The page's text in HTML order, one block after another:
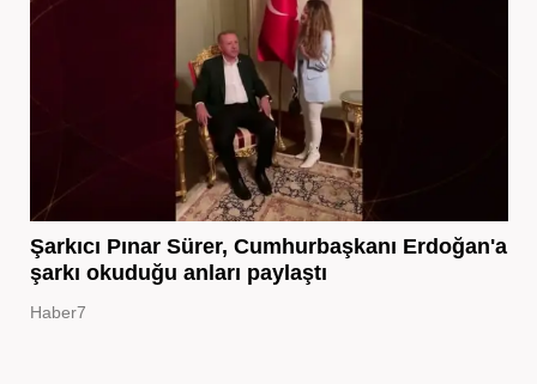
Şarkıcı Pınar Sürer, Cumhurbaşkanı Erdoğan'a
şarkı okuduğu anları paylaştı
Haber7